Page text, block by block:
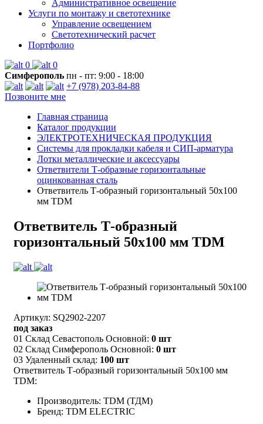
Административное освещение
Услуги по монтажу и светотехнике
Управление освещением
Светотехнический расчет
Портфолио
0
0
Симферополь пн - пт: 9:00 - 18:00
+7 (978) 203-84-88
Позвоните мне
Главная страница
Каталог продукции
ЭЛЕКТРОТЕХНИЧЕСКАЯ ПРОДУКЦИЯ
Системы для прокладки кабеля и СИП-арматура
Лотки металлические и аксессуары
Ответвители Т-образные горизонтальные
оцинкованная сталь
Ответвитель Т-образный горизонтальный 50х100
мм TDM
Ответвитель Т-образный
горизонтальный 50х100 мм TDM
Артикул: SQ2902-2207
под заказ
01 Склад Севастополь Основной: 0 шт
02 Склад Симферополь Основной: 0 шт
03 Удаленный склад: 100 шт
Ответвитель Т-образный горизонтальный 50х100 мм
TDM:
Производитель: TDM (ТДМ)
Бренд: TDM ELECTRIC